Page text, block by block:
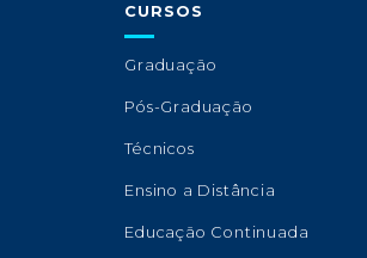
CURSOS
Graduação
Pós-Graduação
Técnicos
Ensino a Distância
Educação Continuada